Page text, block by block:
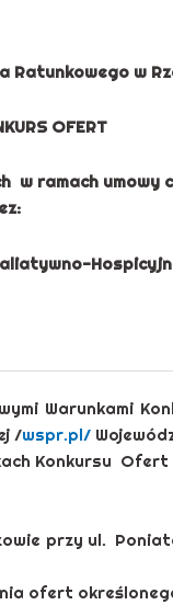
Ratunkowego w
OFERT
w ramach umowy
Warunkami
/wspr.pl/
Konkursu
przy ul.
ofert